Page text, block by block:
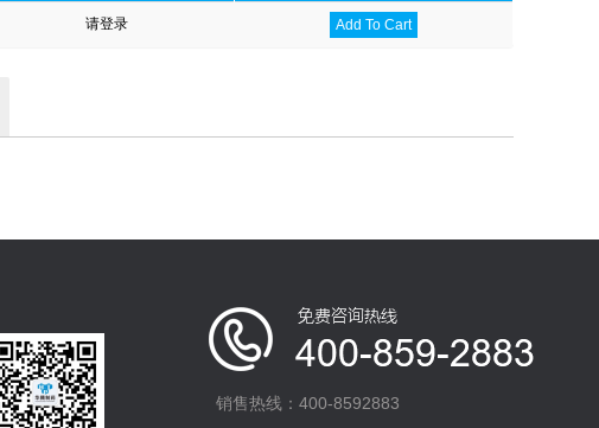
请登录 Add To Cart
销售热线：400-8592883